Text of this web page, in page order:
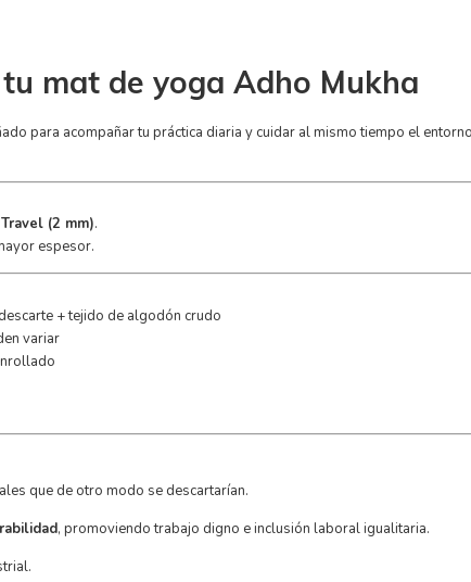
mat de yoga Adho Mukha
para acompañar tu práctica diaria y cuidar al mismo tiempo el
Travel (2 mm).
espesor.
+ tejido de algodón crudo
variar
que de otro modo se descartarían.
, promoviendo trabajo digno e inclusión laboral igualitaria.